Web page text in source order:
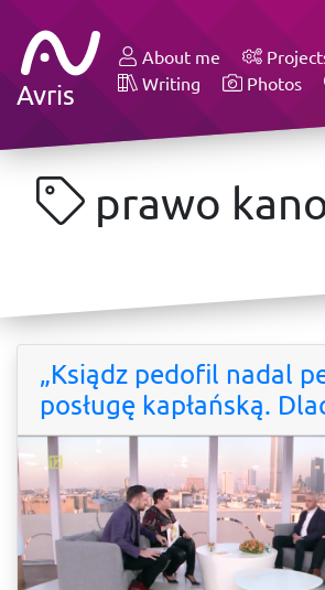
Avris
About me
Writing
Photos
prawo
„Ksiądz pedofil nadal
posługę kapłańską.